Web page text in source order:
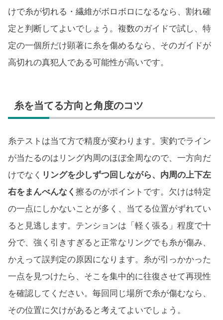
けで糸が切れる・繊維がボロボロになるなら、割れ確
定と判断してよいでしょう。複数のガイドで試し、特
定の一個所だけ顕著に糸を傷めるなら、そのガイドが
高切れの真犯人である可能性が高いです。
糸を当てる方向と角度のコツ
糸テストは当て方で精度が変わります。実釣でライン
が当たるのはリング内周のほぼ全周なので、一方向だ
けでなく リングを少しずつ回しながら、内周の上下左
右をまんべんなく 擦るのがポイントです。欠けは特定
の一点にしかないことが多く、当てる位置がずれてい
ると見逃します。テンションは「軽く張る」程度で十
分で、強く引きすぎると正常なリングでも糸が傷み、
かえって誤判定の原因になります。糸が引っかかった
一点を見つけたら、そこを集中的に往復させて再現性
を確認してください。毎回同じ場所で糸が傷むなら、
その位置に欠けがあると考えてよいでしょう。